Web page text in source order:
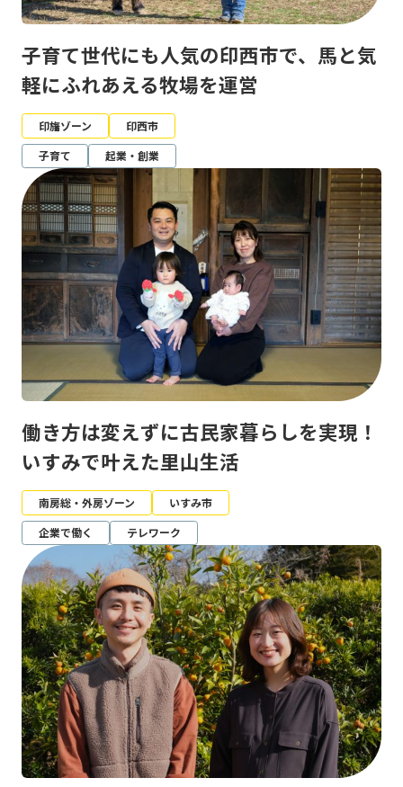
子育て世代にも人気の印西市で、馬と気
軽にふれあえる牧場を運営
印旛ゾーン
印西市
子育て
起業・創業
働き方は変えずに古民家暮らしを実現！
いすみで叶えた里山生活
南房総・外房ゾーン
いすみ市
企業で働く
テレワーク